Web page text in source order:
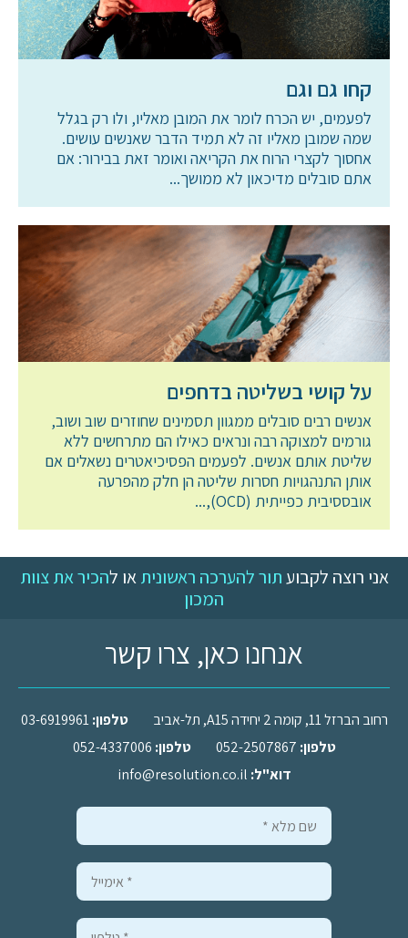
קחו גם וגם
לפעמים, יש הכרח לומר את המובן מאליו, ולו רק בגלל
שמה שמובן מאליו זה לא תמיד הדבר שאנשים עושים.
אחסוך לקצרי הרוח את הקריאה ואומר זאת בבירור: אם
אתם סובלים מדיכאון לא ממושך...
על קושי בשליטה בדחפים
אנשים רבים סובלים ממגוון תסמינים שחוזרים שוב ושוב,
גורמים למצוקה רבה ונראים כאילו הם מתרחשים ללא
שליטת אותם אנשים. לפעמים הפסיכיאטרים נשאלים אם
אותן התנהגויות חסרות שליטה הן חלק מהפרעה
אובססיבית כפייתית (OCD),...
אני רוצה לקבועתור להערכה ראשוניתאו להכיר את צוות
המכון
אנחנו כאן, צרו קשר
רחוב הברזל 11, קומה 2 יחידה A15, תל-אביב טלפון: 03-6919961
טלפון: 052-2507867 טלפון: 052-4337006
דוא"ל: info@resolution.co.il